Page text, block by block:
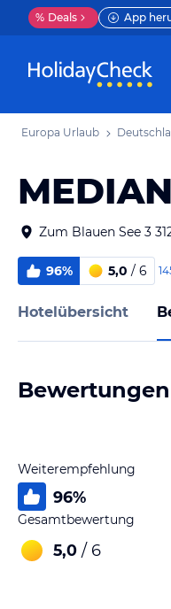
% Deals App
Europa Urlaub
Zum Blauen See 3
96% 5,0 / 6
Hotelübersicht
Bewertungen
Weiterempfehlung
96%
Gesamtbewertung
5,0 / 6